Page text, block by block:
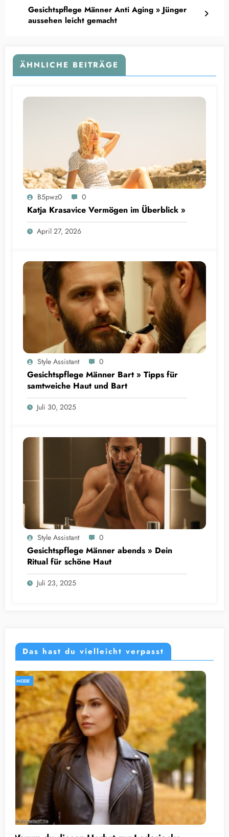
Gesichtspflege Männer Anti Aging » Jünger
aussehen leicht gemacht
ÄHNLICHE BEITRÄGE
B5pwz0 0
Katja Krasavice Vermögen im Überblick »
April 27, 2026
Style Assistant 0
Gesichtspflege Männer Bart » Tipps für
samtweiche Haut und Bart
Juli 30, 2025
Style Assistant 0
Gesichtspflege Männer abends » Dein
Ritual für schöne Haut
Juli 23, 2025
Das hast du vielleicht verpasst
MODE